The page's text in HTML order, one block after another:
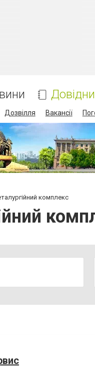
Дозвілля Вакансії
комплекс